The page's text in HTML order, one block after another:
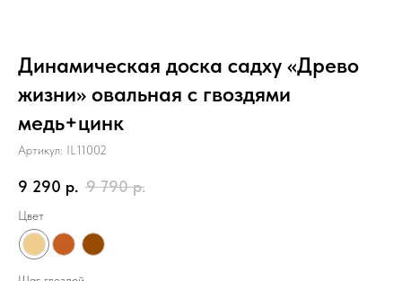
Динамическая доска садху «Древо
жизни» овальная с гвоздями
медь+цинк
Артикул: IL11002
9 290 р. 9 790 р.
Цвет